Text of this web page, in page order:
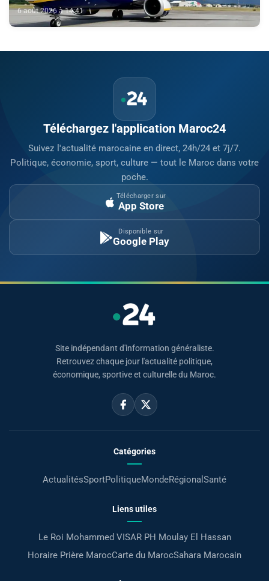
6 août 2026 à 14:41
Téléchargez l'application Maroc24
Suivez l'actualité marocaine en direct, 24h/24 et 7j/7.
Politique, économie, sport, culture — tout le Maroc dans votre
poche.
Télécharger sur
App Store
Disponible sur
Google Play
Site indépendant d'information généraliste.
Retrouvez chaque jour l'actualité politique,
économique, sportive et culturelle du Maroc.
Catégories
ActualitésSportPolitiqueMondeRégional Santé
Liens utiles
Le Roi Mohammed VI SAR PH Moulay El Hassan
Horaire Prière MarocCarte du MarocSahara Marocain